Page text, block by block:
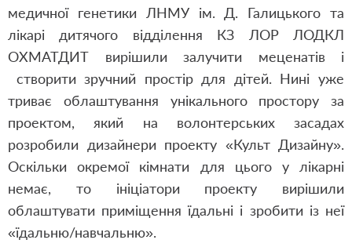
медичної генетики ЛНМУ ім. Д. Галицького та
лікарі дитячого відділення КЗ ЛОР ЛОДКЛ
ОХМАТДИТ вирішили залучити меценатів і
створити зручний простір для дітей. Нині уже
триває облаштування унікального простору за
проектом, який на волонтерських засадах
розробили дизайнери проекту «Культ Дизайну».
Оскільки окремої кімнати для цього у лікарні
немає, то ініціатори проекту вирішили
облаштувати приміщення їдальні і зробити із неї
«їдальню/навчальню».